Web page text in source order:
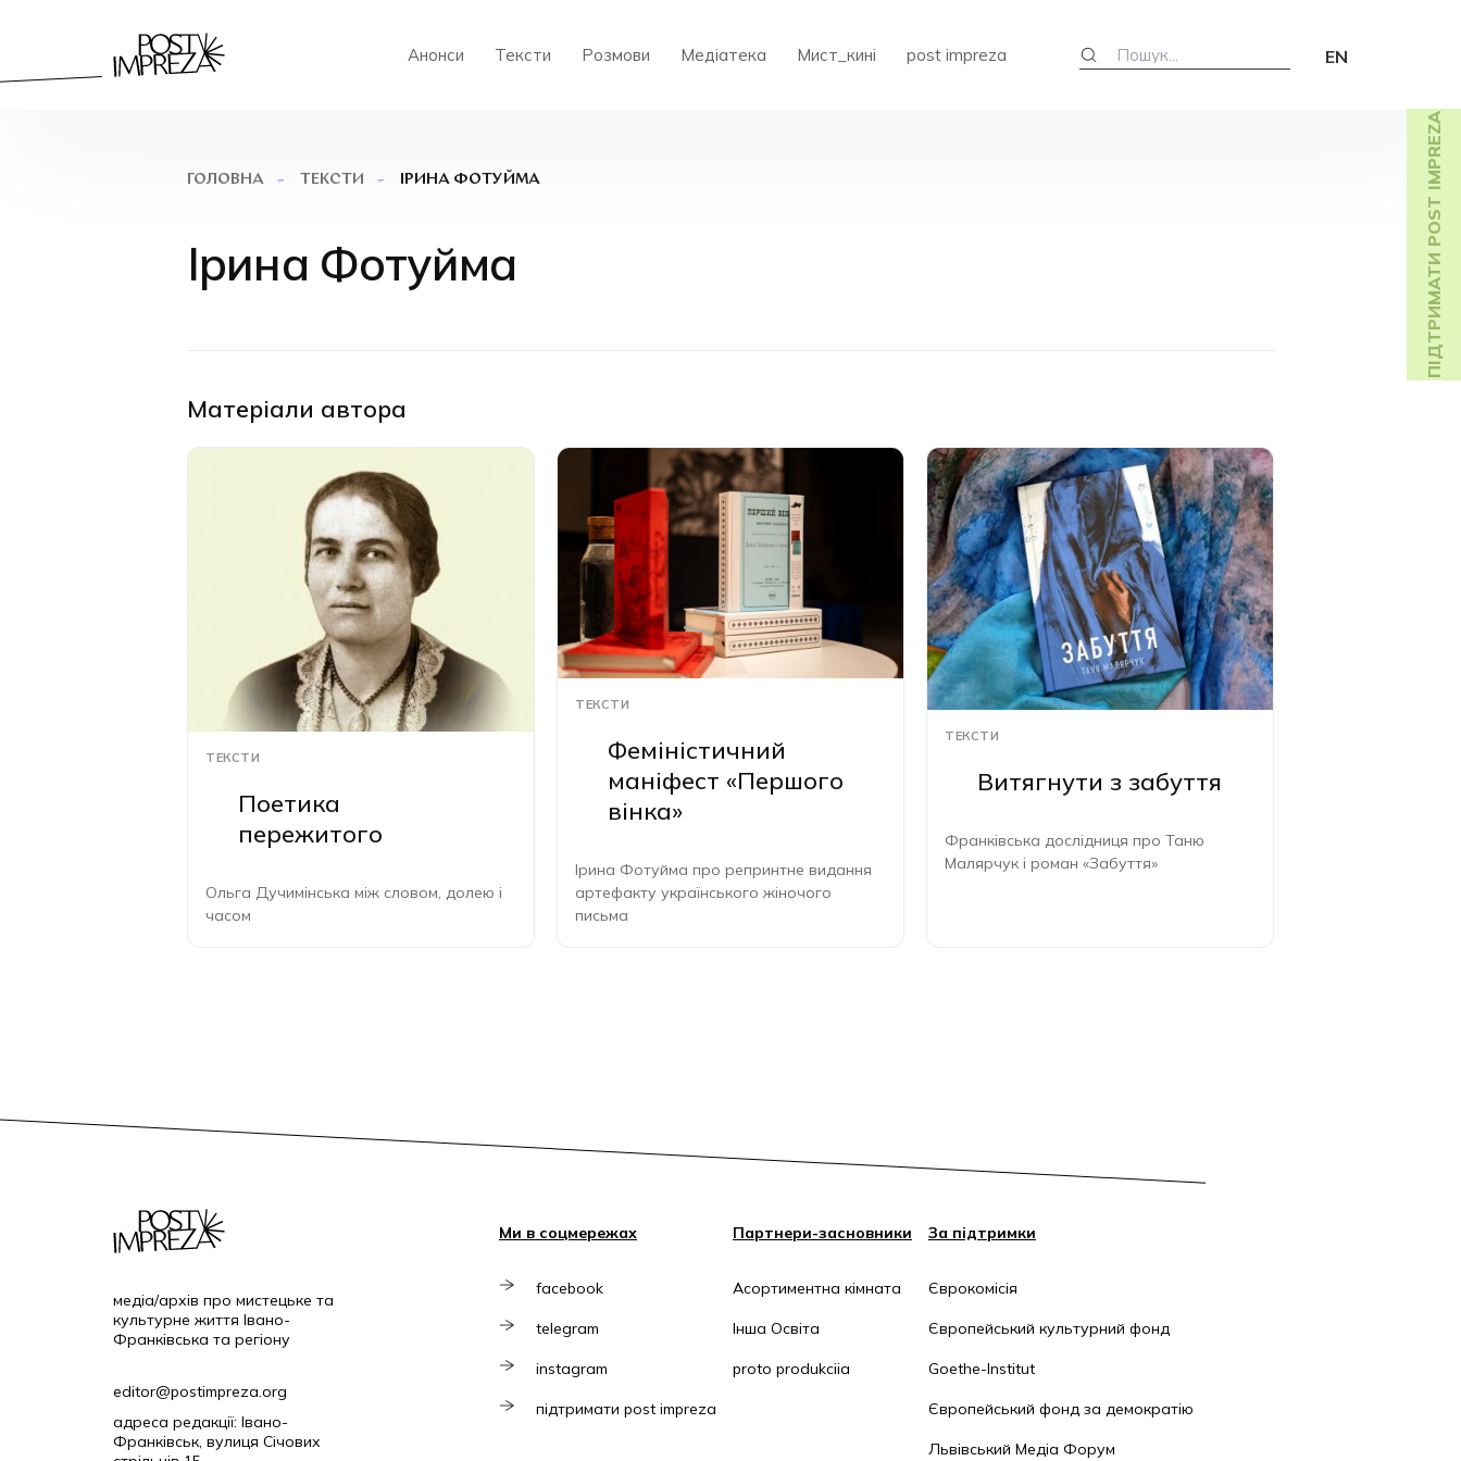
Анонси Тексти Розмови Медіатека Мист_кині post impreza EN
ПІДТРИМАТИ POST IMPREZA
ГОЛОВНА ТЕКСТИ ІРИНА ФОТУЙМА
Ірина Фотуйма
Матеріали автора
ТЕКСТИ
Поетика
пережитого
Ольга Дучимінська між словом, долею і
часом
ТЕКСТИ
Феміністичний
маніфест «Першого
вінка»
Ірина Фотуйма про репринтне видання
артефакту українського жіночого
письма
ТЕКСТИ
Витягнути з забуття
Франківська дослідниця про Таню
Малярчук і роман «Забуття»
медіа/архів про мистецьке та
культурне життя Івано-
Франківська та регіону
editor@postimpreza.org
адреса редакції: Івано-
Франківськ, вулиця Січових
Ми в соцмережах
facebook
telegram
instagram
підтримати post impreza
Партнери-засновники
Асортиментна кімната
Інша Освіта
proto produkciia
За підтримки
Єврокомісія
Європейський культурний фонд
Goethe-Institut
Європейський фонд за демократію
Львівський Медіа Форум